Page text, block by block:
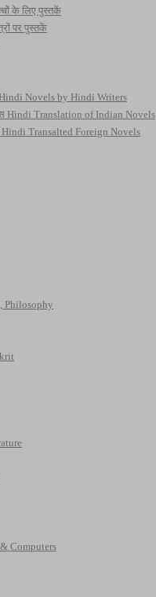
के लिए पुस्तकें
पर पुस्तकें
Hindi Novels by Hindi Writers
Hindi Translation of Indian Novels
Hindi Transalted Foreign Novels
Philosophy
Computers